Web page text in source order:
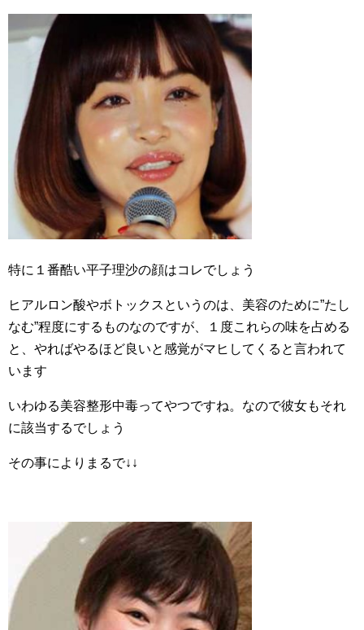
特に１番酷い平子理沙の顔はコレでしょう
ヒアルロン酸やボトックスというのは、美容のために”たし
なむ”程度にするものなのですが、１度これらの味を占める
と、やればやるほど良いと感覚がマヒしてくると言われて
います
いわゆる美容整形中毒ってやつですね。なので彼女もそれ
に該当するでしょう
その事によりまるで↓↓